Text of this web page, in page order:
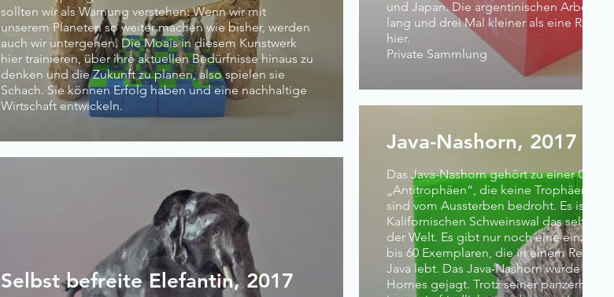
und Japan. Die argentinischen Arbeiter
lang und drei Mal kleiner als eine
hier.
Private Sammlung
sollten wir als Warnung verstehen: Wenn wir mit
unserem Planeten so weiter machen wie bisher, werden
auch wir untergehen. Die Moais in diesem Kunstwerk
hier trainieren, über ihre aktuellen Bedürfnisse hinaus zu
denken und die Zukunft zu planen, also spielen sie
Schach. Sie können Erfolg haben und eine nachhaltige
Wirtschaft entwickeln.
Java-Nashorn, 2017
Das Java-Nashorn gehört zu einer
„Antitrophäen“, die keine Trophäen
sind vom Aussterben bedroht. Es ist
Kalifornischen Schweinswal das
der Welt. Es gibt nur noch eine einzige
bis 60 Exemplaren, die in einem
Java lebt. Das Java-Nashorn wurde
Hornes gejagt. Trotz seiner
Selbst befreite Elefantin, 2017